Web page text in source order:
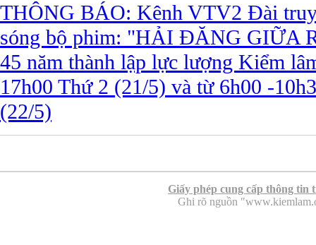
THÔNG BÁO: Kênh VTV2 Đài
sóng bộ phim: "HẢI ĐĂNG GIỮA
45 năm thành lập lực lượng Kiểm
17h00 Thứ 2 (21/5) và từ 6h00 -
(22/5)
Giấy phép cung cấp thông tin
Ghi rõ nguồn